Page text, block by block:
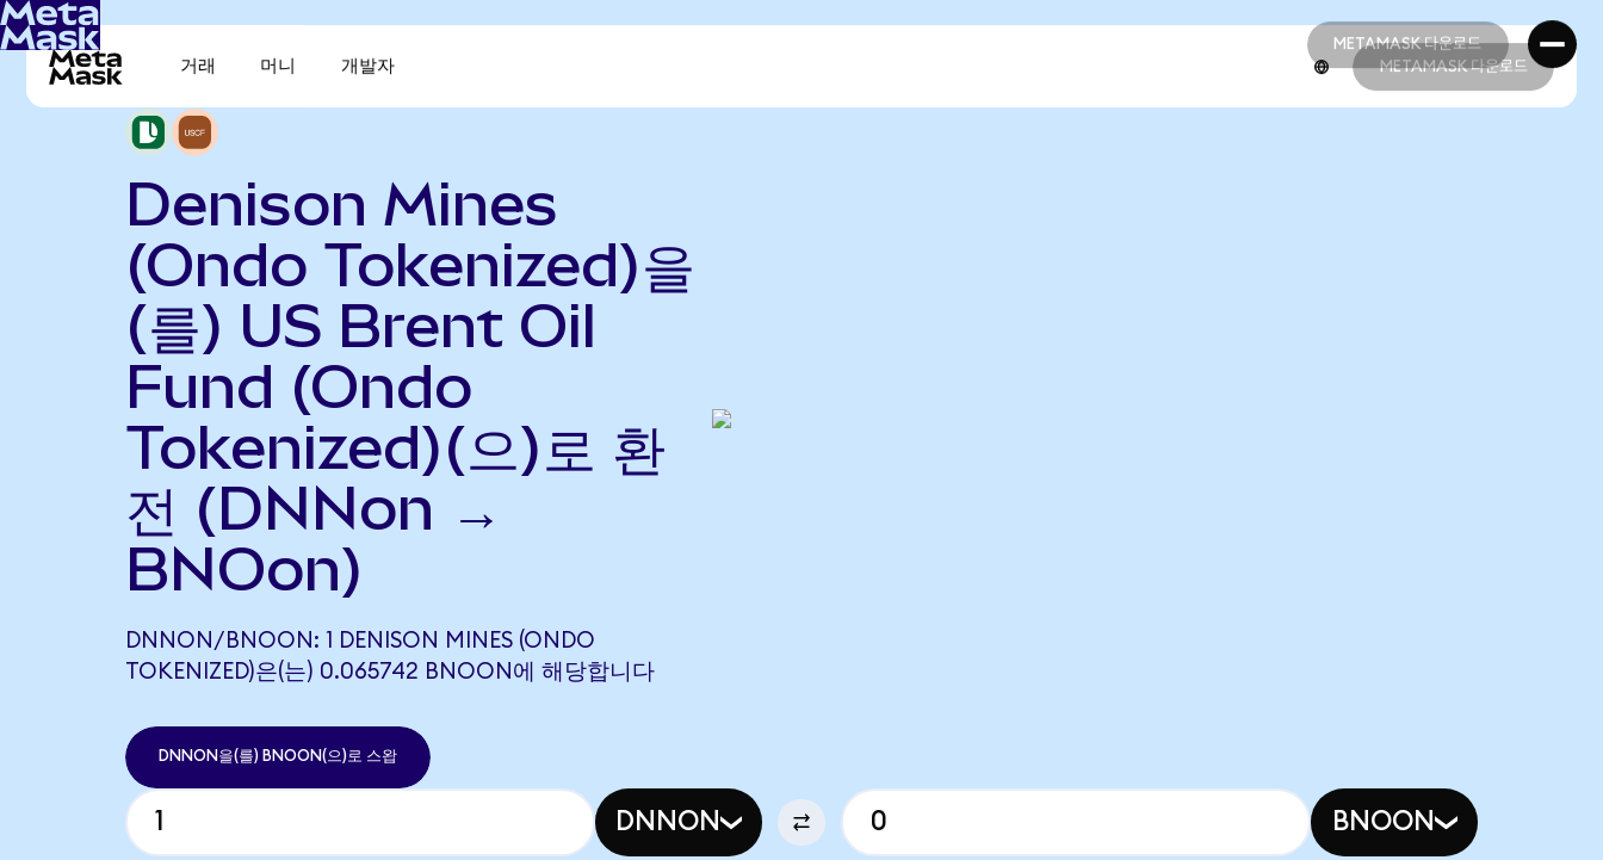
METAMASK 다운로드
METAMASK 다운로드
거래 머니 개발자 METAMASK 다운로드
Denison Mines
(Ondo Tokenized)을
(를) US Brent Oil
Fund (Ondo
Tokenized)(으)로 환
전 (DNNon →
BNOon)
DNNON/BNOON: 1 DENISON MINES (ONDO
TOKENIZED)은(는) 0.065742 BNOON에 해당합니다
DNNON을(를) BNOON(으)로 스왑
DNNON BNOON